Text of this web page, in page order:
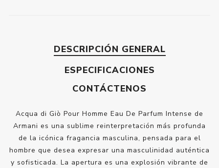
DESCRIPCIÓN GENERAL
ESPECIFICACIONES
CONTÁCTENOS
Acqua di Giò Pour Homme Eau De Parfum Intense de
Armani es una sublime reinterpretación más profunda
de la icónica fragancia masculina, pensada para el
hombre que desea expresar una masculinidad auténtica
y sofisticada. La apertura es una explosión vibrante de